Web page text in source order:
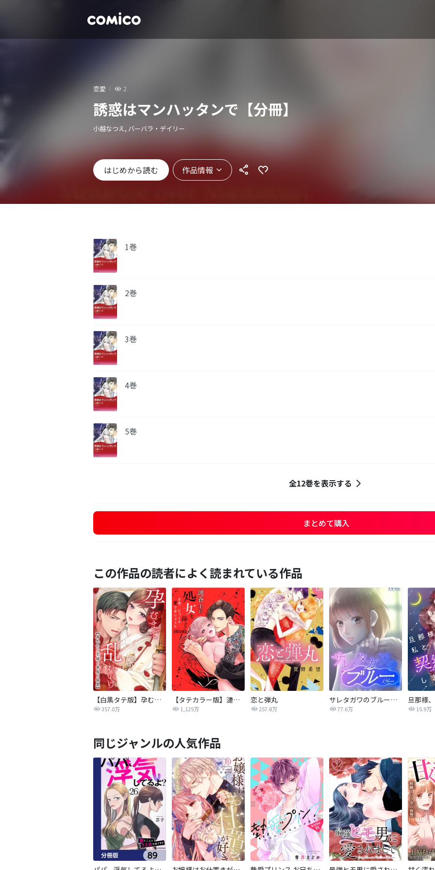
恋愛 2
誘惑はマンハッタンで【分冊】
小越なつえ, バーバラ・デイリー
はじめから読む 作品情報
1巻
2巻
3巻
4巻
5巻
全12巻を表示する
まとめて購入
この作品の読者によく読まれている作品
【白黒タテ版】孕むまで乱れいけ～身代わり花嫁と軍服の猛愛
357.0万
【タテカラー版】漣蒼士に処女を捧ぐ～さあ、じっくり愛でましょうか
1,125万
恋と弾丸
257.8万
サレタガワのブルー【タテヨミ】
77.6万 15.9万
同じジャンルの人気作品